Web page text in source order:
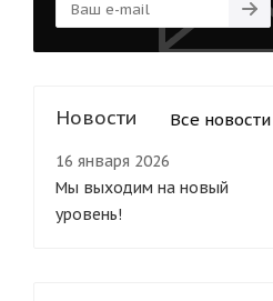
Новости Все новости
16 января 2026
Мы выходим на новый
уровень!